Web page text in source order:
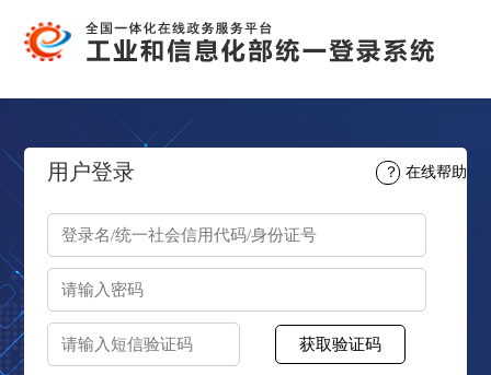
用户登录 ？ 在线帮助